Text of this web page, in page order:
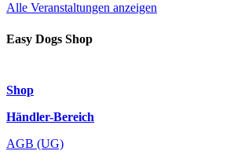
Alle Veranstaltungen anzeigen
Easy Dogs Shop
Shop
Händler-Bereich
AGB (UG)